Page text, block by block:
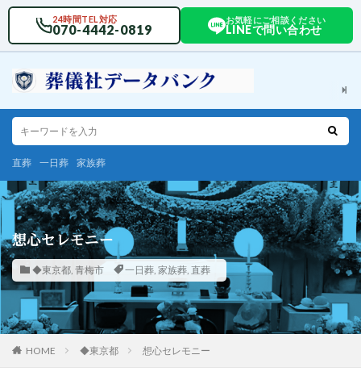
24時間TEL対応
070-4442-0819
お気軽にご相談ください
LINEで問い合わせ
直葬 一日葬 家族葬
想心セレモニー
◆東京都, 青梅市 一日葬, 家族葬, 直葬
HOME ◆東京都 想心セレモニー